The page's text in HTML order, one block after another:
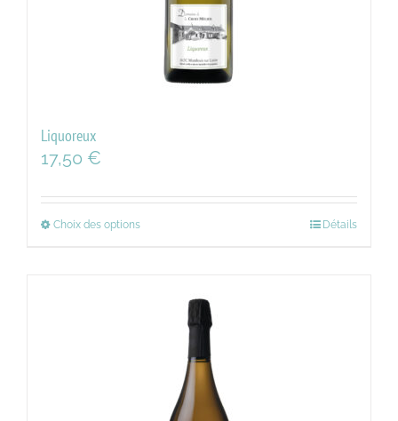
Liquoreux
17,50 €
Choix des options Détails